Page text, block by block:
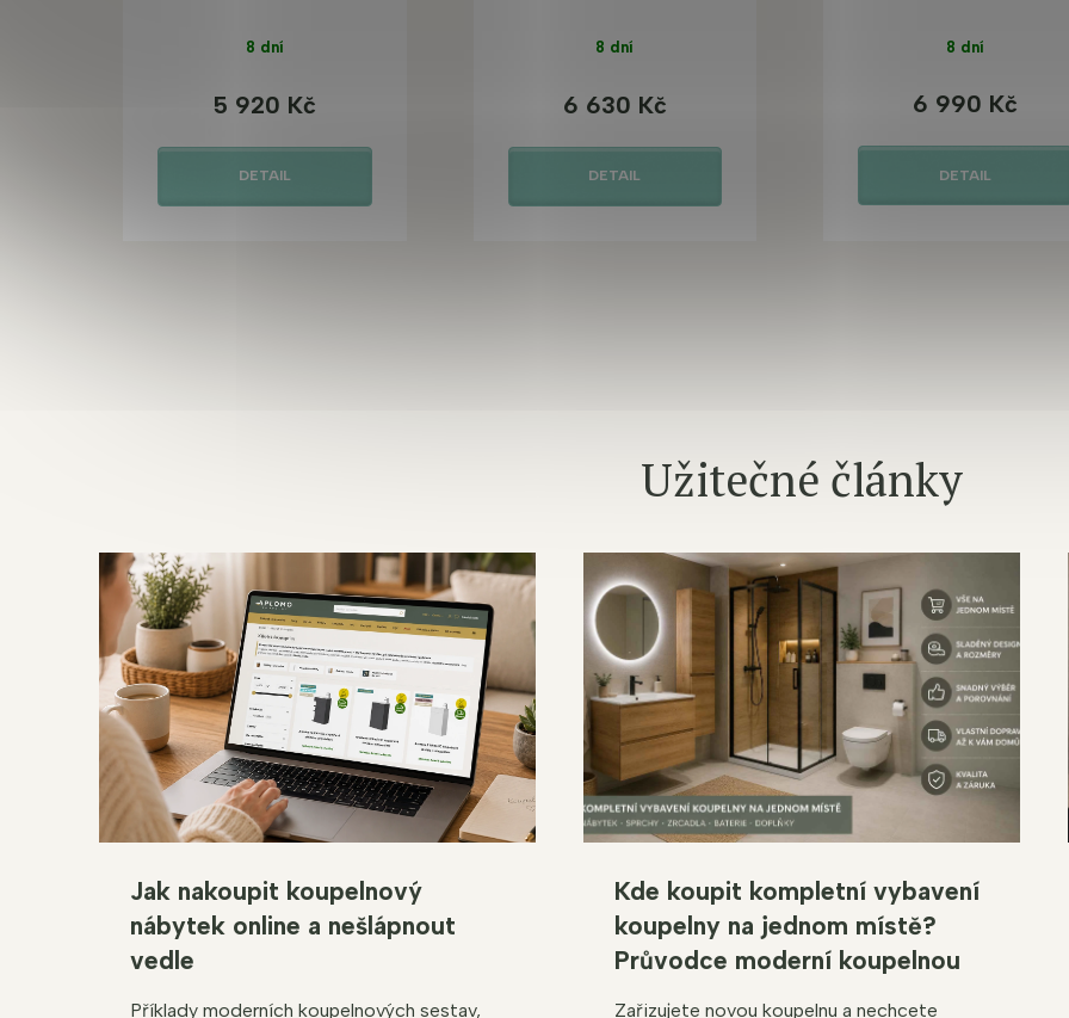
8 dní
5 920 Kč
DETAIL
8 dní
6 630 Kč
DETAIL
8 dní
6 990 Kč
DETAIL
Užitečné články
Jak nakoupit koupelnový
nábytek online a nešlápnout
vedle
Příklady moderních koupelnových sestav,
Kde koupit kompletní vybavení
koupelny na jednom místě?
Průvodce moderní koupelnou
Zařizujete novou koupelnu a nechcete